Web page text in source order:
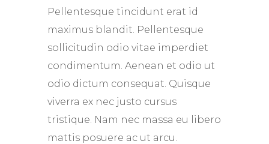
Pellentesque tincidunt erat id
maximus blandit. Pellentesque
sollicitudin odio vitae imperdiet
condimentum. Aenean et odio ut
odio dictum consequat. Quisque
viverra ex nec justo cursus
tristique. Nam nec massa eu libero
mattis posuere ac ut arcu.